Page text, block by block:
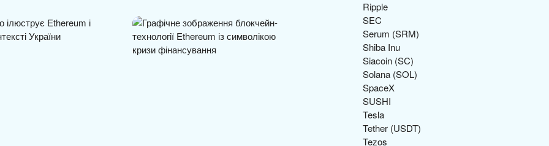
Ripple
SEC
Serum (SRM)
Shiba Inu
Siacoin (SC)
Solana (SOL)
SpaceX
SUSHI
Tesla
Tether (USDT)
Tezos